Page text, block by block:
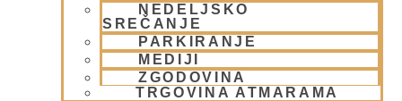
NEDELJSKO
SREČANJE
PARKIRANJE
MEDIJI
ZGODOVINA
TRGOVINA ATMARAMA